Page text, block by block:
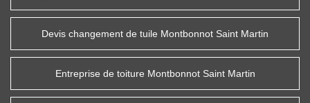
Devis changement de tuile Montbonnot Saint Martin
Entreprise de toiture Montbonnot Saint Martin